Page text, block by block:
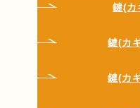
鍵(カ
鍵(カ
鍵(カ